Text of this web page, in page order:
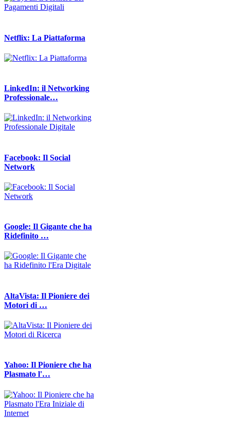
Netflix: La Piattaforma
LinkedIn: il Networking
Professionale…
Facebook: Il Social
Network
Google: Il Gigante che ha
Ridefinito …
AltaVista: Il Pioniere dei
Motori di …
Yahoo: Il Pioniere che ha
Plasmato l'…